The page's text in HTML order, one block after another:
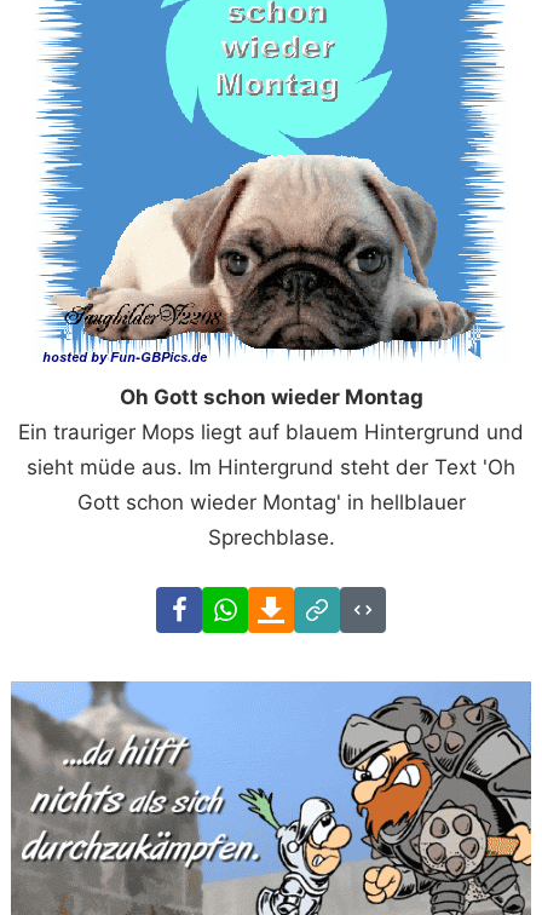
Oh Gott schon wieder Montag
Ein trauriger Mops liegt auf blauem Hintergrund und
sieht müde aus. Im Hintergrund steht der Text 'Oh
Gott schon wieder Montag' in hellblauer
Sprechblase.
FacebookWhatsAppDownload
Link
Code